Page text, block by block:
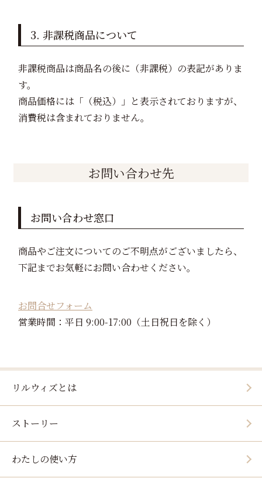
3. 非課税商品について
非課税商品は商品名の後に（非課税）の表記がありま
す。
商品価格には「（税込）」と表示されておりますが、
消費税は含まれておりません。
お問い合わせ先
お問い合わせ窓口
商品やご注文についてのご不明点がございましたら、
下記までお気軽にお問い合わせください。
お問合せフォーム
営業時間：平日 9:00-17:00（土日祝日を除く）
リルウィズとは
ストーリー
わたしの使い方